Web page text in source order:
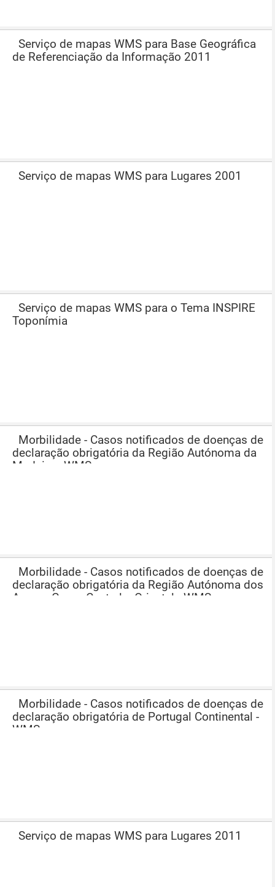
Serviço de mapas WMS para Base Geográfica
de Referenciação da Informação 2011
Serviço de mapas WMS para Lugares 2001
Serviço de mapas WMS para o Tema INSPIRE
Toponímia
Morbilidade - Casos notificados de doenças de
declaração obrigatória da Região Autónoma da
Madeira - WMS
Morbilidade - Casos notificados de doenças de
declaração obrigatória da Região Autónoma dos
Açores Grupo Central e Oriental - WMS
Morbilidade - Casos notificados de doenças de
declaração obrigatória de Portugal Continental -
WMS
Serviço de mapas WMS para Lugares 2011